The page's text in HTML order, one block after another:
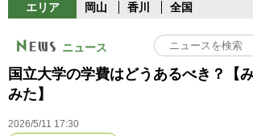
エリア 岡山 香川 全国
ニュース
国立大学の学費はどうあるべき？【
みた】
2026/5/11 17:30